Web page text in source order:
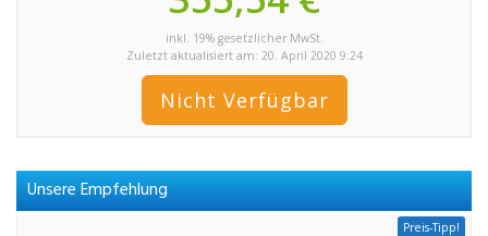
inkl. 19% gesetzlicher MwSt.
Zuletzt aktualisiert am: 20. April 2020 9:24
Nicht Verfügbar
Unsere Empfehlung
Preis-Tipp!